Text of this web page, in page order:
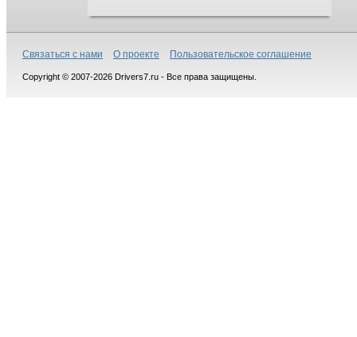
Связаться с нами О проекте Пользовательское соглашение
Copyright © 2007-2026 Drivers7.ru - Все права защищены.